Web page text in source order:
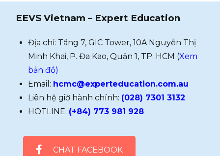
EEVS Vietnam – Expert Education
Địa chỉ: Tầng 7, GIC Tower, 10A Nguyễn Thị
Minh Khai, P. Đa Kao, Quận 1, TP. HCM (Xem
bản đồ)
Email: hcmc@experteducation.com.au
Liên hệ giờ hành chính: (028) 7301 3132
HOTLINE: (+84) 773 981 928
CHAT FACEBOOK